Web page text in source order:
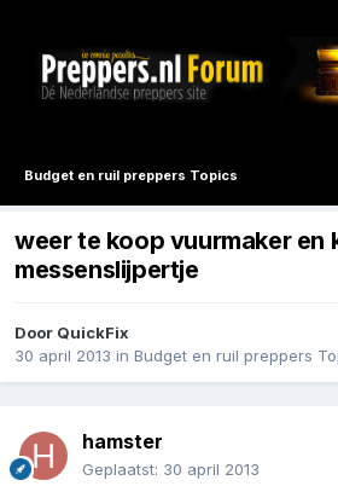
Budget en ruil preppers Topics
weer te koop vuurmaker en
messenslijpertje
Door QuickFix
30 april 2013 in Budget en ruil preppers
hamster
Geplaatst: 30 april 2013